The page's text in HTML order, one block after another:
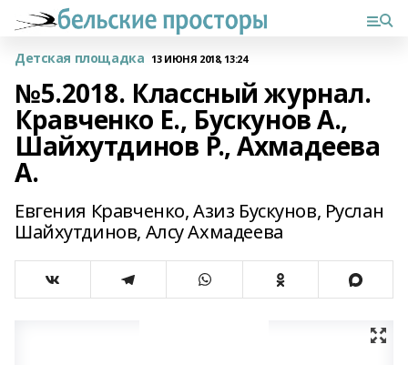
Детская площадка 13 ИЮНЯ 2018, 13:24
№5.2018. Классный журнал.
Кравченко Е., Бускунов А.,
Шайхутдинов Р., Ахмадеева
А.
Евгения Кравченко, Азиз Бускунов, Руслан
Шайхутдинов, Алсу Ахмадеева